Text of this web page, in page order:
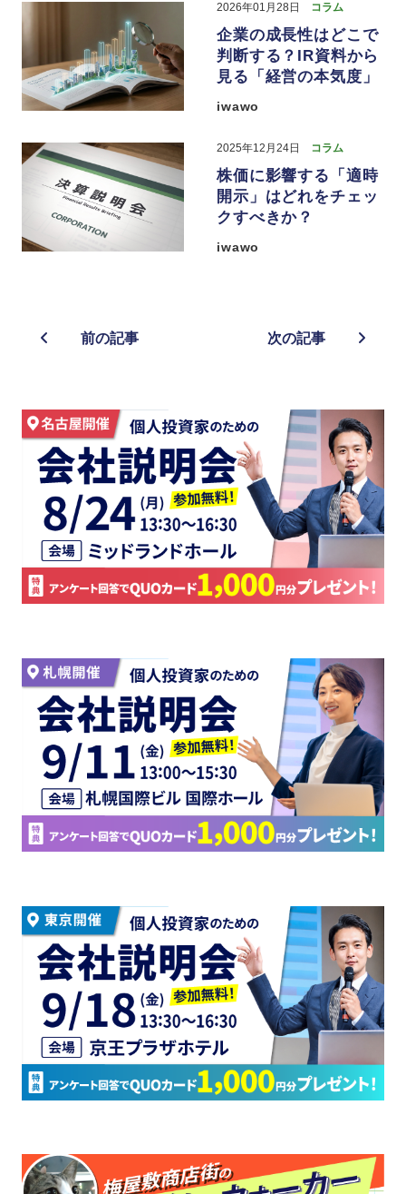
2026年01月28日 コラム
企業の成長性はどこで
判断する？IR資料から
見る「経営の本気度」
iwawo
2025年12月24日 コラム
株価に影響する「適時
開示」はどれをチェッ
クすべきか？
iwawo
前の記事 次の記事